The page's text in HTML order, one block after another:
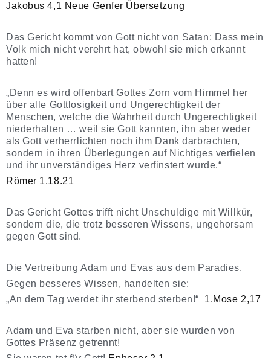
Jakobus 4,1 Neue Genfer Übersetzung
Das Gericht kommt von Gott nicht von Satan: Dass mein
Volk mich nicht verehrt hat, obwohl sie mich erkannt
hatten!
„Denn es wird offenbart Gottes Zorn vom Himmel her
über alle Gottlosigkeit und Ungerechtigkeit der
Menschen, welche die Wahrheit durch Ungerechtigkeit
niederhalten … weil sie Gott kannten, ihn aber weder
als Gott verherrlichten noch ihm Dank darbrachten,
sondern in ihren Überlegungen auf Nichtiges verfielen
und ihr unverständiges Herz verfinstert wurde.“
Römer 1,18.21
Das Gericht Gottes trifft nicht Unschuldige mit Willkür,
sondern die, die trotz besseren Wissens, ungehorsam
gegen Gott sind.
Die Vertreibung Adam und Evas aus dem Paradies.
Gegen besseres Wissen, handelten sie:
„An dem Tag werdet ihr sterbend sterben!“ 1.Mose 2,17
Adam und Eva starben nicht, aber sie wurden von
Gottes Präsenz getrennt!